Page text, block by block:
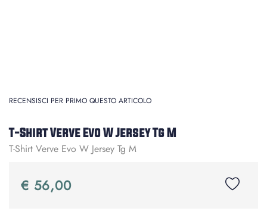
RECENSISCI PER PRIMO QUESTO ARTICOLO
T-Shirt Verve Evo W Jersey Tg M
T-Shirt Verve Evo W Jersey Tg M
€ 56,00